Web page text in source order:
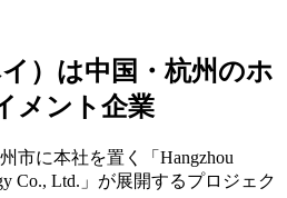
）は中国・杭州のホ
メント企業
市に本社を置く「Hangzhou
Co., Ltd.」が展開するプロジェク